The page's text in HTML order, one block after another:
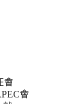
會
會